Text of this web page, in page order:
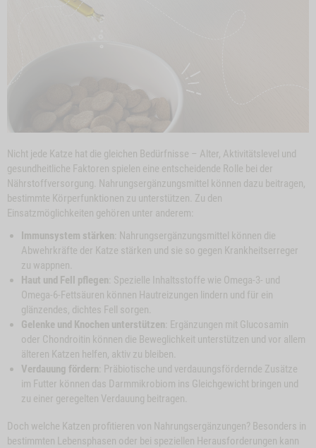
Nicht jede Katze hat die gleichen Bedürfnisse – Alter, Aktivitätslevel und
gesundheitliche Faktoren spielen eine entscheidende Rolle bei der
Nährstoffversorgung. Nahrungsergänzungsmittel können dazu beitragen,
bestimmte Körperfunktionen zu unterstützen. Zu den
Einsatzmöglichkeiten gehören unter anderem:
Immunsystem stärken: Nahrungsergänzungsmittel können die
Abwehrkräfte der Katze stärken und sie so gegen Krankheitserreger
zu wappnen.
Haut und Fell pflegen: Spezielle Inhaltsstoffe wie Omega-3- und
Omega-6-Fettsäuren können Hautreizungen lindern und für ein
glänzendes, dichtes Fell sorgen.
Gelenke und Knochen unterstützen: Ergänzungen mit Glucosamin
oder Chondroitin können die Beweglichkeit unterstützen und vor allem
älteren Katzen helfen, aktiv zu bleiben.
Verdauung fördern: Präbiotische und verdauungsfördernde Zusätze
im Futter können das Darmmikrobiom ins Gleichgewicht bringen und
zu einer geregelten Verdauung beitragen.
Doch welche Katzen profitieren von Nahrungsergänzungen? Besonders in
bestimmten Lebensphasen oder bei speziellen Herausforderungen kann